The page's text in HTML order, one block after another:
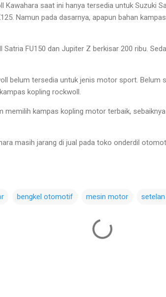
Kawahara saat ini hanya tersedia untuk Suzuki
Namun pada dasarnya, apapun bahan
FU150 dan Jupiter Z berkisar 200 ribu.
belum tersedia untuk jenis motor sport. Belum
kopling rockwoll.
memilih kampas kopling motor terbaik,
masih jarang di jual pada toko onderdil
bengkel otomotif mesin motor